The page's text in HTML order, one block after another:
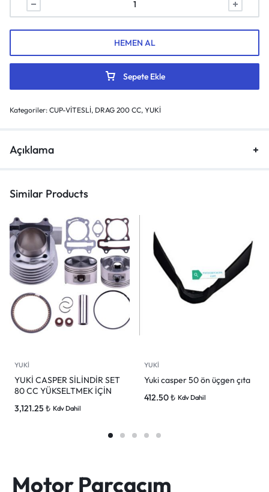
Sepete Ekle
HEMEN AL
Kategoriler: CUP-VİTESLİ, DRAG 200 CC, YUKİ
Açıklama
Similar Products
YUKİ
YUKİ CASPER SİLİNDİR SET
80 CC YÜKSELTMEK İÇİN
3,121.25 ₺ Kdv Dahil
YUKİ
Yuki casper 50 ön üçgen çıta
412.50₺ Kdv Dahil
Motor Parçacım